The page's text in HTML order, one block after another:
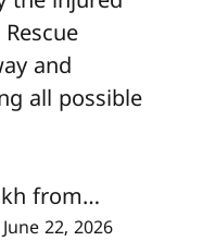
and
all possible
from…
June 22, 2026